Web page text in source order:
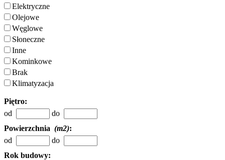
Elektryczne
Olejowe
Węglowe
Słoneczne
Inne
Kominkowe
Brak
Klimatyzacja
Piętro:
od
do
Powierzchnia (m2):
od
do
Rok budowy: